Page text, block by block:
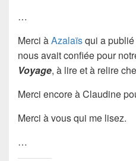
…
Merci àAzalaïsqui a
nous avait confiée pour
Voyage, à lire et à relire
Merci encore à Claudine
Merci à vous qui me lisez.
…